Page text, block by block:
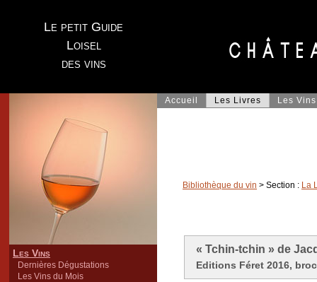
Le petit Guide
Loisel
des vins
Les Vins
Dernières Dégustations
Les Vins du Mois
Accueil Les Livres Les Vins
Bibliothèque du vin > Section : La
« Tchin-tchin » de
Editions Féret 2016,